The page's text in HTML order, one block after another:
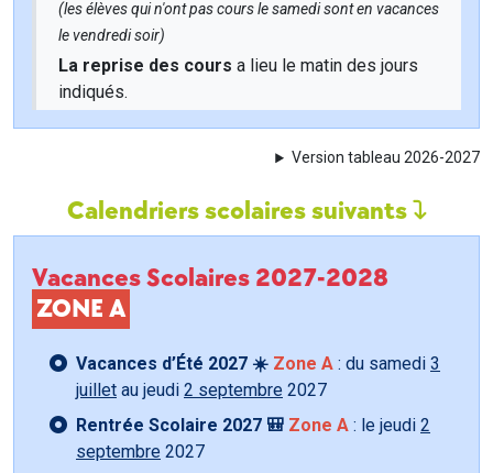
(les élèves qui n'ont pas cours le samedi sont en vacances
le vendredi soir)
La reprise des cours a lieu le matin des jours
indiqués.
Version tableau 2026-2027
Calendriers scolaires suivants
Vacances Scolaires 2027-2028
ZONE A
Vacances d’Été 2027 ☀️ Zone A : du samedi 3
juillet au jeudi 2 septembre 2027
Rentrée Scolaire 2027 🎒 Zone A : le jeudi 2
septembre 2027